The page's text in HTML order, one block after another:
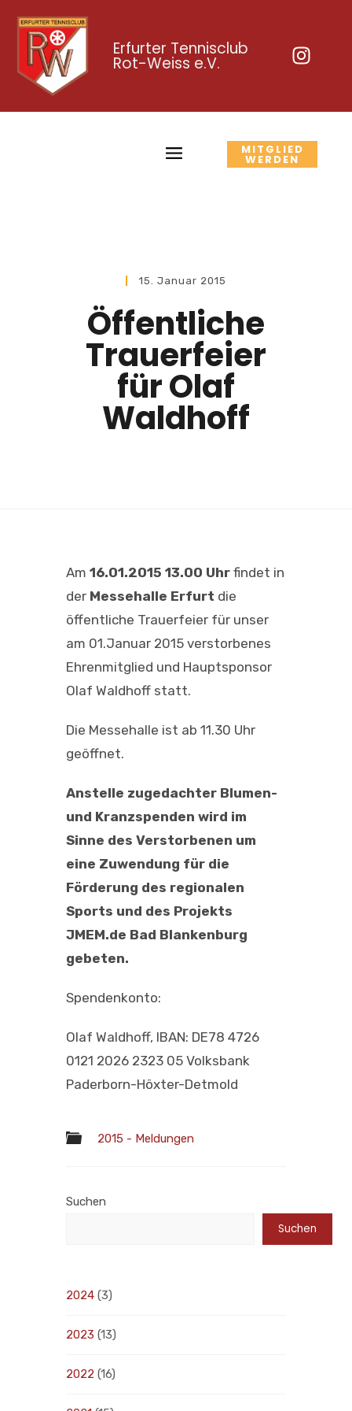
Erfurter Tennisclub
Rot-Weiss e.V.
MITGLIED
WERDEN
15. Januar 2015
Öffentliche
Trauerfeier
für Olaf
Waldhoff
Am 16.01.2015 13.00 Uhr findet in
der Messehalle Erfurt die
öffentliche Trauerfeier für unser
am 01.Januar 2015 verstorbenes
Ehrenmitglied und Hauptsponsor
Olaf Waldhoff statt.
Die Messehalle ist ab 11.30 Uhr
geöffnet.
Anstelle zugedachter Blumen-
und Kranzspenden wird im
Sinne des Verstorbenen um
eine Zuwendung für die
Förderung des regionalen
Sports und des Projekts
JMEM.de Bad Blankenburg
gebeten.
Spendenkonto:
Olaf Waldhoff, IBAN: DE78 4726
0121 2026 2323 05 Volksbank
Paderborn-Höxter-Detmold
2015 - Meldungen
Suchen
Suchen
2024 (3)
2023 (13)
2022 (16)